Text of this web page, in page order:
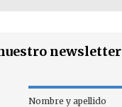
newsletter
Nombre y apellido